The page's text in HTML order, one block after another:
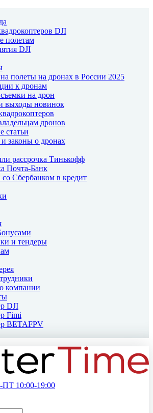
DJI
полетам
DJI
полеты на дронах в России 2025
к дронам
на дрон
выходы новинок
дронов
статьи
законы о дронах
рассрочка Тинькофф
Почта-Банк
Сбербанком в кредит
и тендеры
компании
DJI
Fimi
BETAFPV
10:00-19:00